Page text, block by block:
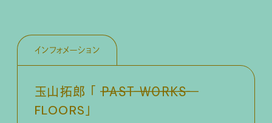
インフォメーション
玉山拓郎 「 ̶P̶A̶S̶T̶ ̶W̶O̶R̶K̶S̶
FLOORS」